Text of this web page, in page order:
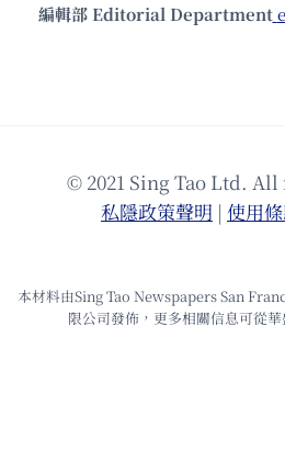
編輯部 Editorial Department
© 2021 Sing Tao Ltd.
私隱政策聲明 | 使⽤
本材料由Sing Tao Newspapers San
限公司發佈，更多相關信息可從